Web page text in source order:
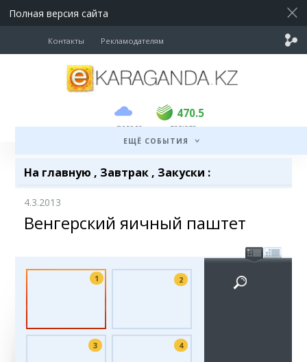
Полная версия сайта
Контакты Рекламодателям
погода
470.5
USD 469 470.5
валюта
ЕЩЁ СОБЫТИЯ
На главную , Завтрак, Закуски :
4.3.2013
Венгерский яичный паштет
1 2
3 4